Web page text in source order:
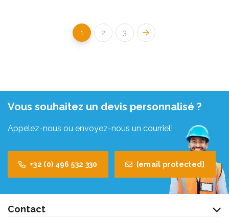
1 2 3
Vous souhaitez un devis personnalisé ?
Appelez-nous ou envoyez-nous un courriel!
+32 (0) 496 532 330 [email protected]
Contact